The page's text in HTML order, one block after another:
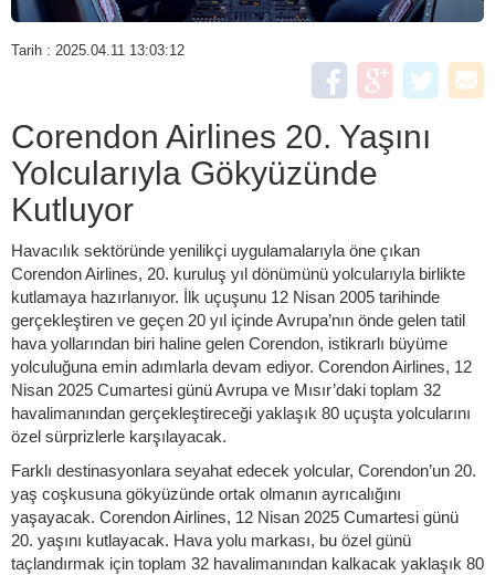
Tarih : 2025.04.11 13:03:12
Corendon Airlines 20. Yaşını
Yolcularıyla Gökyüzünde
Kutluyor
Havacılık sektöründe yenilikçi uygulamalarıyla öne çıkan
Corendon Airlines, 20. kuruluş yıl dönümünü yolcularıyla birlikte
kutlamaya hazırlanıyor. İlk uçuşunu 12 Nisan 2005 tarihinde
gerçekleştiren ve geçen 20 yıl içinde Avrupa’nın önde gelen tatil
hava yollarından biri haline gelen Corendon, istikrarlı büyüme
yolculuğuna emin adımlarla devam ediyor. Corendon Airlines, 12
Nisan 2025 Cumartesi günü Avrupa ve Mısır’daki toplam 32
havalimanından gerçekleştireceği yaklaşık 80 uçuşta yolcularını
özel sürprizlerle karşılayacak.
Farklı destinasyonlara seyahat edecek yolcular, Corendon’un 20.
yaş coşkusuna gökyüzünde ortak olmanın ayrıcalığını
yaşayacak. Corendon Airlines, 12 Nisan 2025 Cumartesi günü
20. yaşını kutlayacak. Hava yolu markası, bu özel günü
taçlandırmak için toplam 32 havalimanından kalkacak yaklaşık 80